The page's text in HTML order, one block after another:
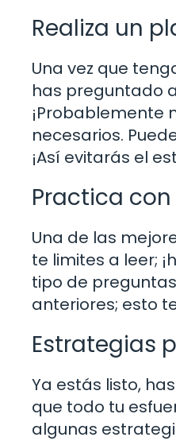
Realiza un
Una vez que
has preguntado
¡Probablemente
necesarios.
¡Así evitarás el
Practica
Una de las
te limites a leer;
tipo de
anteriores; esto
Estrategias
Ya estás listo,
que todo tu
algunas